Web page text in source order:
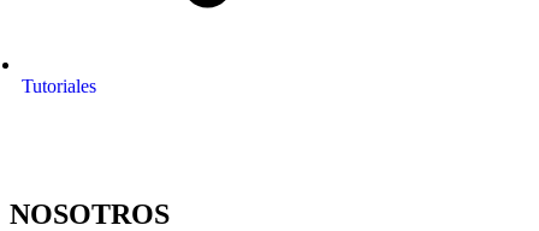
Tutoriales
NOSOTROS